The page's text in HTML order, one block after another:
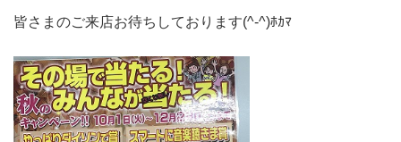
皆さまのご来店お待ちしております(^-^)ﾎｶﾏ